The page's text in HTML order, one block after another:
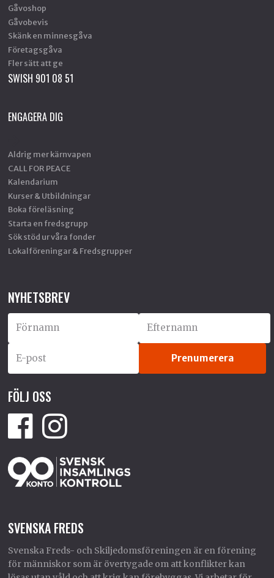
Gåvoshop
Gåvobevis
Skänk en minnesgåva
Företagsgåva
Fler sätt att ge
SWISH 901 08 51
ENGAGERA DIG
Aldrig mer kärnvapen
CALL FOR PEACE
Kalendarium
Kurser & Utbildningar
Boka föreläsning
Starta en fredsgrupp
Sök stöd ur våra fonder
Lokalföreningar & Fredsgrupper
NYHETSBREV
FÖLJ OSS
SVENSKA FREDS
Svenska Freds- och Skiljedomsföreningen är en förening
för människor som är övertygade om att konflikter kan